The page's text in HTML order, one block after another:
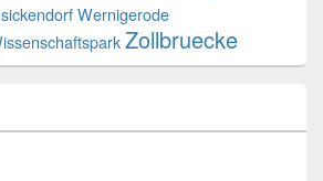
Wernigerode
Zollbruecke